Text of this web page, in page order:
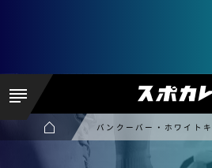
バンクーバー・ホワイト